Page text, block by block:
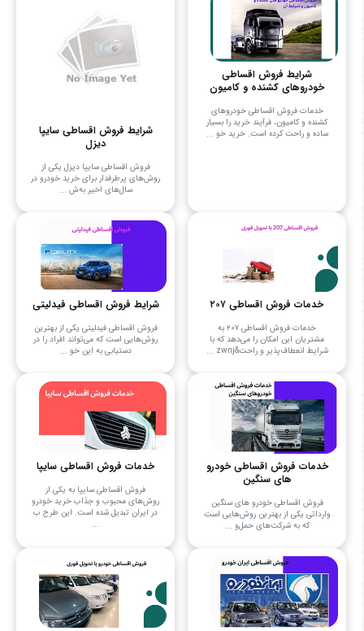
شرایط فروش اقساطی
خودروهای کشنده و کامیون
خدمات فروش اقساطی خودروهای
کشنده و کامیون، فرآیند خرید را بسیار
ساده و راحت کرده است. خرید خو ...
شرایط فروش اقساطی سایپا
دیزل
فروش اقساطی سایپا دیزل یکی از
روش‌های پرطرفدار برای خرید خودرو در
سال‌های اخیر به‌ش ...
خدمات فروش اقساطی ۲۰۷
خدمات فروش اقساطی ۲۰۷ به
مشتریان این امکان را می‌دهد که با
شرایط انعطاف‌پذیر و راحت&zwnj ...
شرایط فروش اقساطی فیدلیتی
فروش اقساطی فیدلیتی یکی از بهترین
روش‌هایی است که می‌تواند افراد را در
دستیابی به این خو ...
خدمات فروش اقساطی خودرو
های سنگین
فروش اقساطی خودرو های سنگین
وارداتی یکی از بهترین روش‌هایی است
که به شرکت‌های حمل‌و ...
خدمات فروش اقساطی سایپا
فروش اقساطی سایپا به یکی از
روش‌های محبوب و جذاب خرید خودرو
در ایران تبدیل شده است. این طرح ب
...